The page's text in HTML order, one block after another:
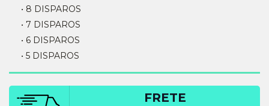
• 8 DISPAROS
• 7 DISPAROS
• 6 DISPAROS
• 5 DISPAROS
FRETE